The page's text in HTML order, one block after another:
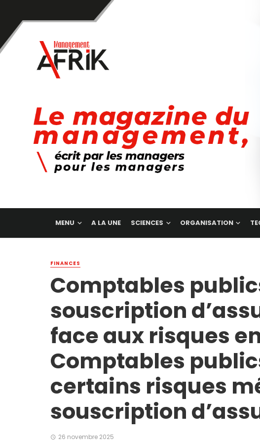
MENU A LA UNE SCIENCES ORGANISATION
FINANCES
Comptables
souscription
face aux risques
Comptables
certains risques
souscription
26 novembre 2025